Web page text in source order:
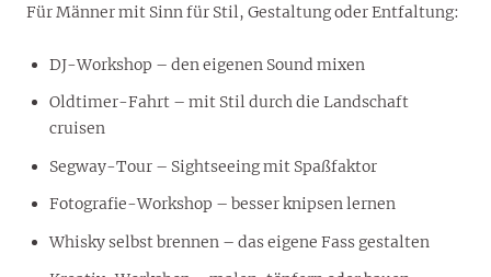
Für Männer mit Sinn für Stil, Gestaltung oder Entfaltung:
DJ-Workshop – den eigenen Sound mixen
Oldtimer-Fahrt – mit Stil durch die Landschaft
cruisen
Segway-Tour – Sightseeing mit Spaßfaktor
Fotografie-Workshop – besser knipsen lernen
Whisky selbst brennen – das eigene Fass gestalten